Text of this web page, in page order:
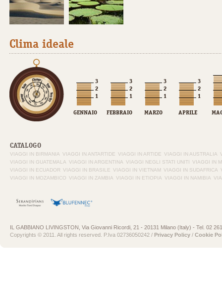
Clima ideale
GENNAIO FEBBRAIO MARZO APRILE
CATALOGO
VIAGGI IN BIRMANIA VIAGGI IN ANTARTIDE VIAGGI IN ARTIDE VIAGGI IN AUSTRALIA
VIAGGI IN GUATEMALA VIAGGI IN ARGENTINA VIAGGI NEGLI STATI UNITI VIAGGI IN
VIAGGI IN ECUADOR VIAGGI IN BRASILE VIAGGI IN VIETNAM VIAGGI IN SUDAFRICA
VIAGGI IN MOZAMBICO VIAGGI IN ZAMBIA VIAGGI IN ETIOPIA VIAGGI IN NAMIBIA
IL GABBIANO LIVINGSTON, Via Giovanni Ricordi, 21 - 20131 Milano (Italy) - Tel. 02
Copyrights © 2011. All rights reserved. P.Iva 02736050242 / Privacy Policy / Cookie